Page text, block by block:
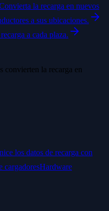
la recarga en nuevos
a sus ubicaciones.
a cada plaza.
convierten la recarga en
los datos de recarga con
cargadoresHardware